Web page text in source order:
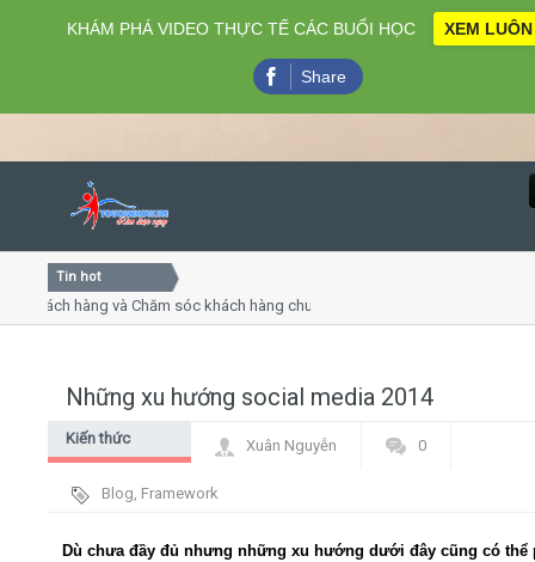
Close
Home
Giới thiệu
Tin hot
hàng và Chăm sóc khách hàng chuyên nghiệp
Những xu hướng social media 2014
Kiến thức
Marketing - PR
Xuân Nguyễn 0
Blog, Framework
Dù chưa đầy đủ nhưng những xu hướng dưới đây cũng có thể
KHÁM PHÁ VIDEO THỰC TẾ CÁC BUỔI HỌC XEM LUÔN
Share